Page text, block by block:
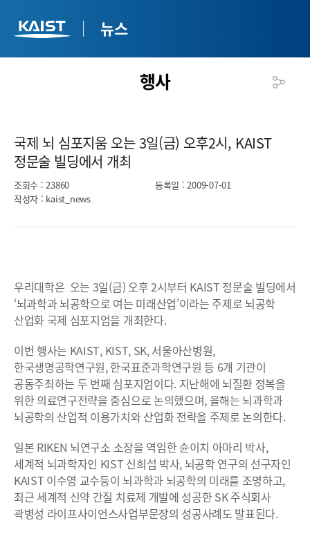
뉴스
행사
국제 뇌 심포지움 오는 3일(금) 오후2시, KAIST
정문술 빌딩에서 개최​
조회수 : 23860 등록일 : 2009-07-01
작성자 : kaist_news
우리대학은 오는 3일(금) 오후 2시부터 KAIST 정문술 빌딩에서
‘뇌과학과 뇌공학으로 여는 미래산업’이라는 주제로 뇌공학
산업화 국제 심포지엄을 개최한다.
이번 행사는 KAIST, KIST, SK, 서울아산병원,
한국생명공학연구원, 한국표준과학연구원 등 6개 기관이
공동주최하는 두 번째 심포지엄이다. 지난해에 뇌질환 정복을
위한 의료연구전략을 중심으로 논의했으며, 올해는 뇌과학과
뇌공학의 산업적 이용가치와 산업화 전략을 주제로 논의한다.
일본 RIKEN 뇌연구소 소장을 역임한 슌이치 아마리 박사,
세계적 뇌과학자인 KIST 신희섭 박사, 뇌공학 연구의 선구자인
KAIST 이수영 교수등이 뇌과학과 뇌공학의 미래를 조명하고,
최근 세계적 신약 간질 치료제 개발에 성공한 SK 주식회사
곽병성 라이프사이언스사업부문장의 성공사례도 발표된다.